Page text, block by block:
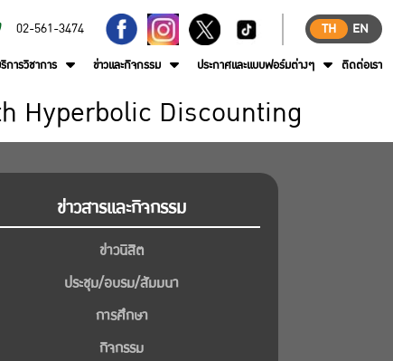
02-561-3474 TH
EN
การวิชาการ ข่าวและกิจกรรม ประกาศและแบบฟอร์มต่างๆ ติดต่อเรา
Hyperbolic Discounting
ข่าวสารและกิจกรรม
ข่าวนิสิต
ประชุม/อบรม/สัมมนา
การศึกษา
กิจกรรม